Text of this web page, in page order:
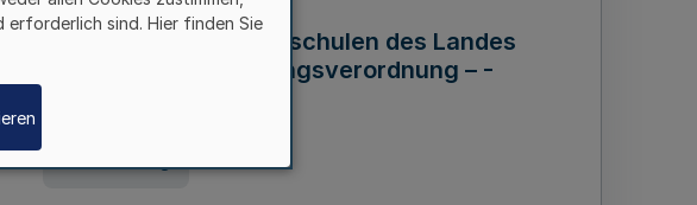
der Hochschulen des Landes
– -
erforderlich sind. Hier finden Sie